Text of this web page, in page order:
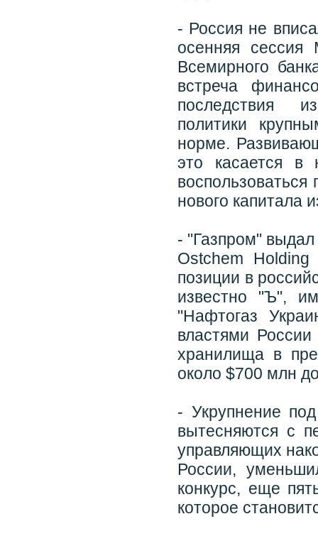
- Россия не
осенняя
Всемирного
встреча
последствия
политики
норме.
это касается в
нового капитала
- "Газпром" выдал
Ostchem
позиции в
известно "Ъ",
"Нафтогаз
властями
хранилища в
около $700 млн
- Укрупнение
вытесняются с
управляющих
России,
конкурс, еще
которое